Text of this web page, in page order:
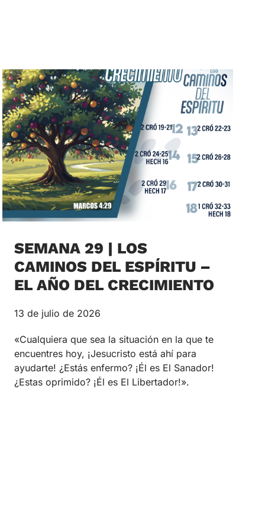
SEMANA 29 | LOS
CAMINOS DEL ESPÍRITU –
EL AÑO DEL CRECIMIENTO
13 de julio de 2026
«Cualquiera que sea la situación en la que te
encuentres hoy, ¡Jesucristo está ahí para
ayudarte! ¿Estás enfermo? ¡Él es El Sanador!
¿Estas oprimido? ¡Él es El Libertador!».